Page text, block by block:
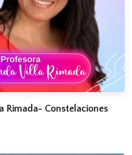
Rimada- Constelaciones